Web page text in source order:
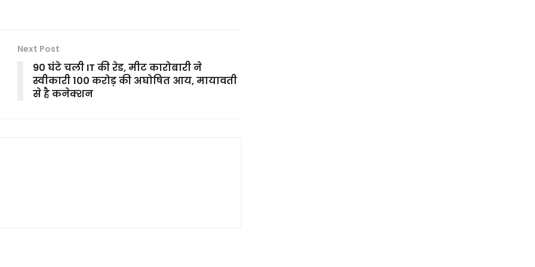
Next Post
90 घंटे चली IT की रेड, मीट कारोबारी ने
स्वीकारी 100 करोड़ की अघोषित आय, मायावती
से है कनेक्शन